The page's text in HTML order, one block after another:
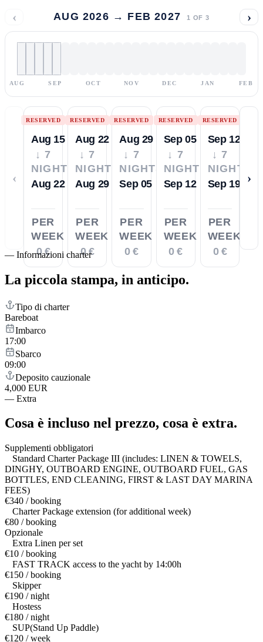
‹ AUG 2026 → FEB 2027 1 OF 3 ›
AUG SEP OCT NOV DEC JAN FEB
‹
RESERVED
Aug 15
↓ 7
NIGHTS
Aug 22
PER
WEEK
0 €
RESERVED
Aug 22
↓ 7
NIGHTS
Aug 29
PER
WEEK
0 €
RESERVED
Aug 29
↓ 7
NIGHTS
Sep 05
PER
WEEK
0 €
RESERVED
Sep 05
↓ 7
NIGHTS
Sep 12
PER
WEEK
0 €
RESERVED
Sep 12
↓ 7
NIGHTS
Sep 19
PER
WEEK
0 €
›
— Informazioni charter
La piccola stampa, in anticipo.
Tipo di charter
Bareboat
Imbarco
17:00
Sbarco
09:00
Deposito cauzionale
4,000 EUR
— Extra
Cosa è incluso nel prezzo, cosa è extra.
Supplementi obbligatori
Standard Charter Package III (includes: LINEN & TOWELS,
DINGHY, OUTBOARD ENGINE, OUTBOARD FUEL, GAS
BOTTLES, END CLEANING, FIRST & LAST DAY MARINA
FEES)
€340 / booking
Charter Package extension (for additional week)
€80 / booking
Opzionale
Extra Linen per set
€10 / booking
FAST TRACK access to the yacht by 14:00h
€150 / booking
Skipper
€190 / night
Hostess
€180 / night
SUP(Stand Up Paddle)
€120 / week